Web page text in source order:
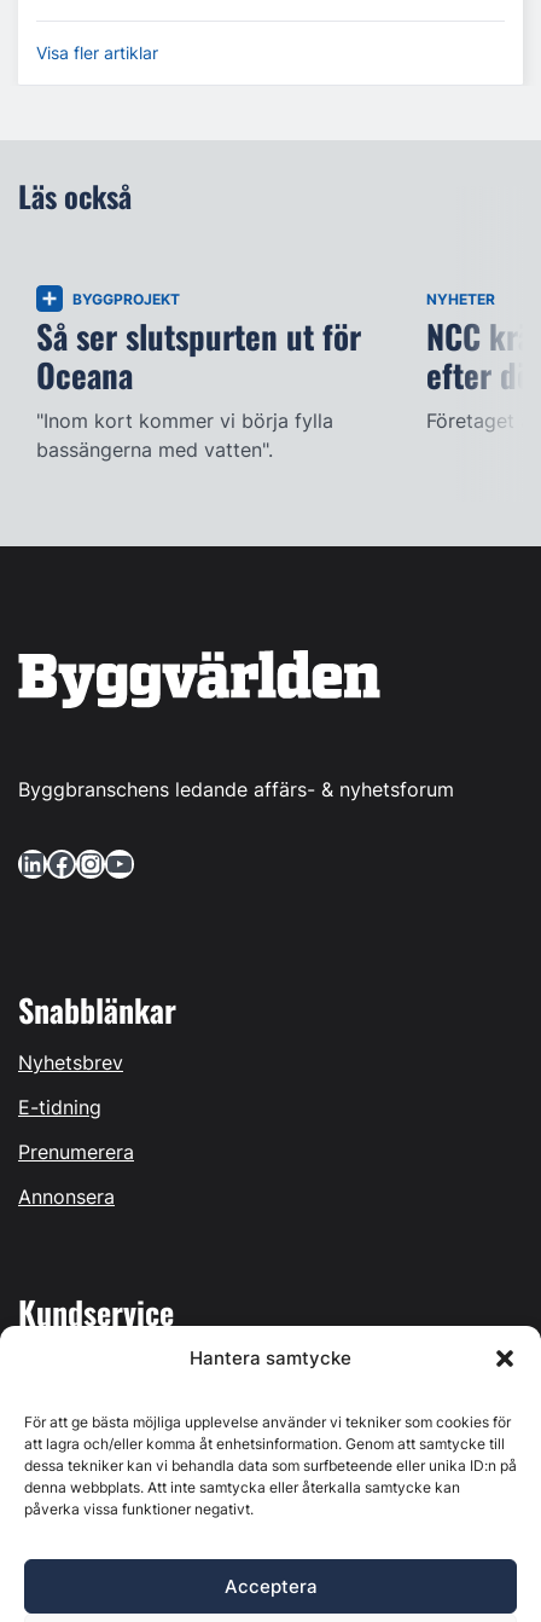
Hantera samtycke
För att ge bästa möjliga upplevelse använder vi tekniker som cookies för
att lagra och/eller komma åt enhetsinformation. Genom att samtycke till
dessa tekniker kan vi behandla data som surfbeteende eller unika ID:n på
denna webbplats. Att inte samtycka eller återkalla samtycke kan
påverka vissa funktioner negativt.
Acceptera
Visa fler artiklar
Läs också
BYGGPROJEKT
Så ser slutspurten ut för
Oceana
"Inom kort kommer vi börja fylla
bassängerna med vatten".
NYHETER
NCC
efter
Företaget
Byggbranschens ledande affärs- & nyhetsforum
LinkedIn Facebook InstagramYouTube
Snabblänkar
Nyhetsbrev
E-tidning
Prenumerera
Annonsera
Kundservice
Kontakta oss
Östernäsvägen 1, 827 32 Ljusdal, org.nr: 556625-6425 -
Ansvarig utgivare: Henrik Ekberg. Innehållet på denna
webbplats är upphovsrättsligt skyddat. Ange källa vid citering.